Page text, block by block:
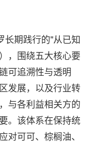
长期践行的"从已知
，围绕五大核心要
可追溯性与透明
发展，以及行业转
与各利益相关方的
。该体系在保持统
可可、棕榈油、